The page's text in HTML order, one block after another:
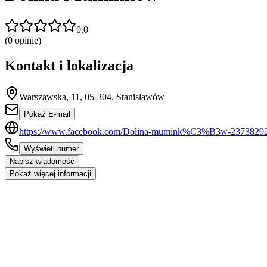
0.0
(0 opinie)
Kontakt i lokalizacja
Warszawska, 11, 05-304, Stanisławów
Pokaż E-mail
https://www.facebook.com/Dolina-mumink%C3%B3w-
Wyświetl numer
Napisz wiadomość
Pokaż więcej informacji